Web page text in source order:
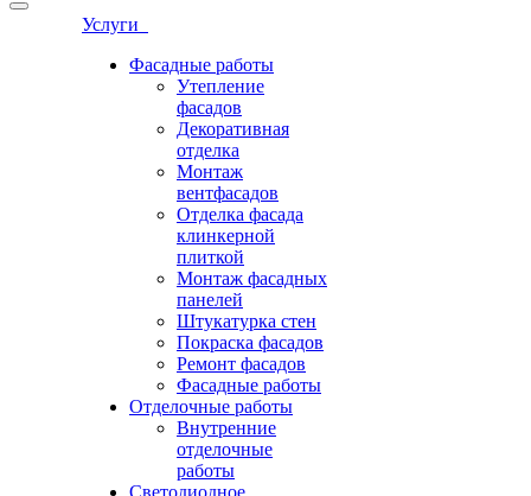
Услуги
Фасадные работы
Утепление
фасадов
Декоративная
отделка
Монтаж
вентфасадов
Отделка фасада
клинкерной
плиткой
Монтаж фасадных
панелей
Штукатурка стен
Покраска фасадов
Ремонт фасадов
Фасадные работы
Отделочные работы
Внутренние
отделочные
работы
Светодиодное